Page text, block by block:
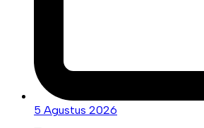
5 Agustus 2026